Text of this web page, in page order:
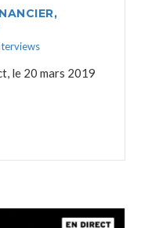
le 20 mars 2019